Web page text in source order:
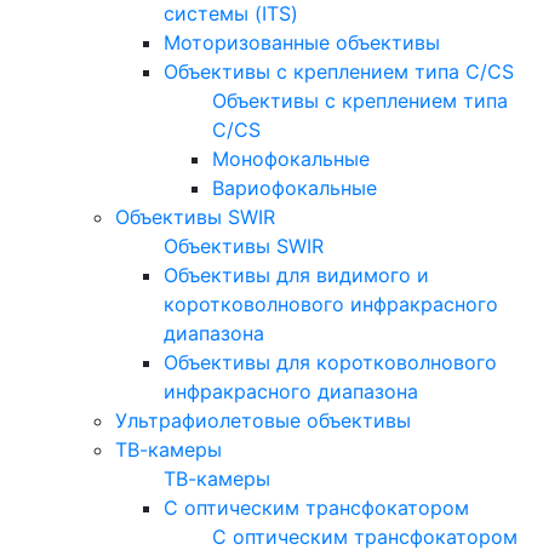
системы (ITS)
Моторизованные объективы
Объективы с креплением типа C/CS
Объективы с креплением типа
C/CS
Монофокальные
Вариофокальные
Объективы SWIR
Объективы SWIR
Объективы для видимого и
коротковолнового инфракрасного
диапазона
Объективы для коротковолнового
инфракрасного диапазона
Ультрафиолетовые объективы
ТВ-камеры
ТВ-камеры
С оптическим трансфокатором
С оптическим трансфокатором